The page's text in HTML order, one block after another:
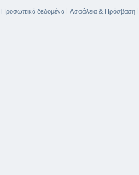
Προσωπικά δεδομένα | Ασφάλεια & Πρόσβαση